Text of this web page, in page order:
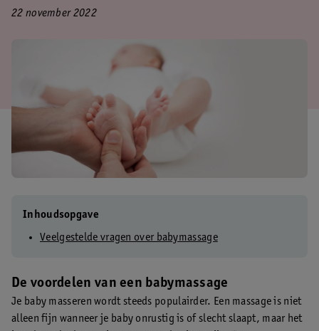
22 november 2022
Inhoudsopgave
Veelgestelde vragen over babymassage
De voordelen van een babymassage
Je baby masseren wordt steeds populairder. Een massage is niet
alleen fijn wanneer je baby onrustig is of slecht slaapt, maar het